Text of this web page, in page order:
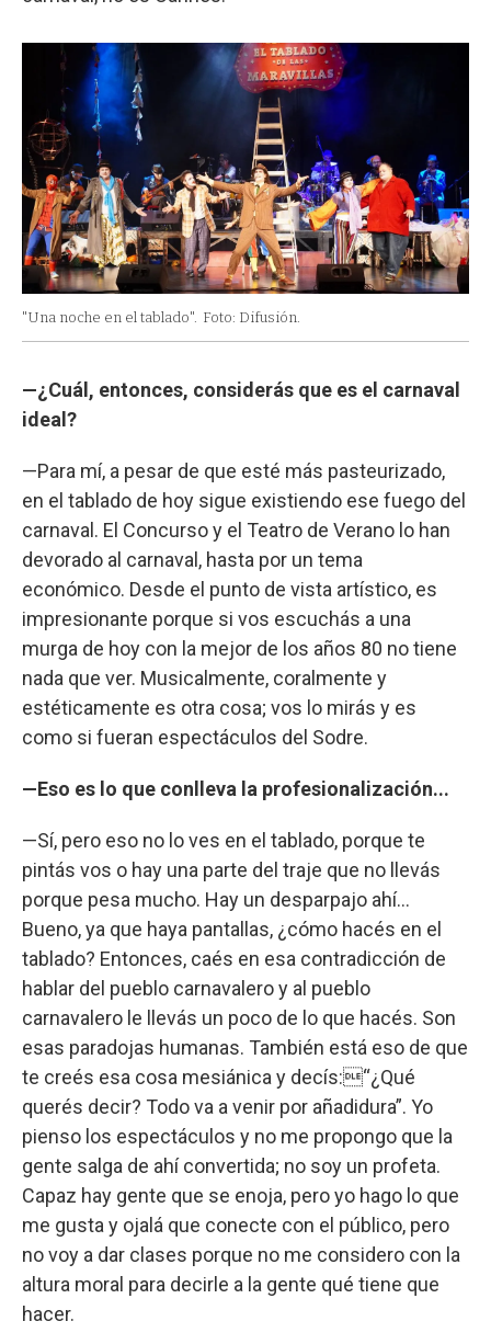
"Una noche en el tablado". Foto: Difusión.
—¿Cuál, entonces, considerás que es el carnaval
ideal?
—Para mí, a pesar de que esté más pasteurizado,
en el tablado de hoy sigue existiendo ese fuego del
carnaval. El Concurso y el Teatro de Verano lo han
devorado al carnaval, hasta por un tema
económico. Desde el punto de vista artístico, es
impresionante porque si vos escuchás a una
murga de hoy con la mejor de los años 80 no tiene
nada que ver. Musicalmente, coralmente y
estéticamente es otra cosa; vos lo mirás y es
como si fueran espectáculos del Sodre.
—Eso es lo que conlleva la profesionalización...
—Sí, pero eso no lo ves en el tablado, porque te
pintás vos o hay una parte del traje que no llevás
porque pesa mucho. Hay un desparpajo ahí...
Bueno, ya que haya pantallas, ¿cómo hacés en el
tablado? Entonces, caés en esa contradicción de
hablar del pueblo carnavalero y al pueblo
carnavalero le llevás un poco de lo que hacés. Son
esas paradojas humanas. También está eso de que
te creés esa cosa mesiánica y decís:“¿Qué
querés decir? Todo va a venir por añadidura”. Yo
pienso los espectáculos y no me propongo que la
gente salga de ahí convertida; no soy un profeta.
Capaz hay gente que se enoja, pero yo hago lo que
me gusta y ojalá que conecte con el público, pero
no voy a dar clases porque no me considero con la
altura moral para decirle a la gente qué tiene que
hacer.